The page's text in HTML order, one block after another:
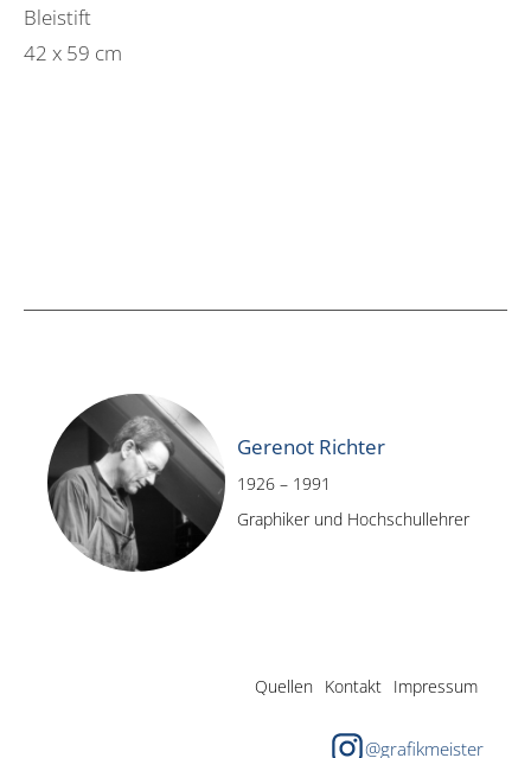
Bleistift
42 x 59 cm
Gerenot Richter
1926 – 1991
Graphiker und Hochschullehrer
Quellen Kontakt Impressum
@grafikmeister